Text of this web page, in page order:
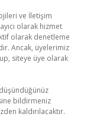
ve İletişim
olarak hizmet
olarak denetleme
Ancak, üyelerimiz
siteye üye olarak
bildirmeniz
kaldırılacaktır.